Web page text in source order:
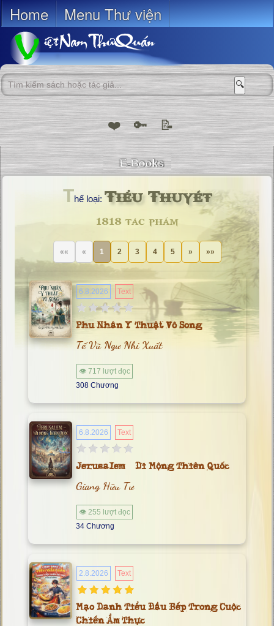
Home Menu Thư viện
🔍
❤️ 🔑 📝
Thể loại: Tiểu Thuyết
1818 tác phẩm
«« « 1 2 3 4 5 » »»
6.8.2026 Text
Phu Nhân Y Thuật Vô Song
Tế Vũ Ngư Nhi Xuất
👁 717 lượt đọc
308 Chương
6.8.2026 Text
Jerusalem – Di Mộng Thiên Quốc
Giang Hữu Tư
👁 255 lượt đọc
34 Chương
2.8.2026 Text
Mạo Danh Tiểu Đầu Bếp Trong Cuộc
Chiến Ẩm Thực